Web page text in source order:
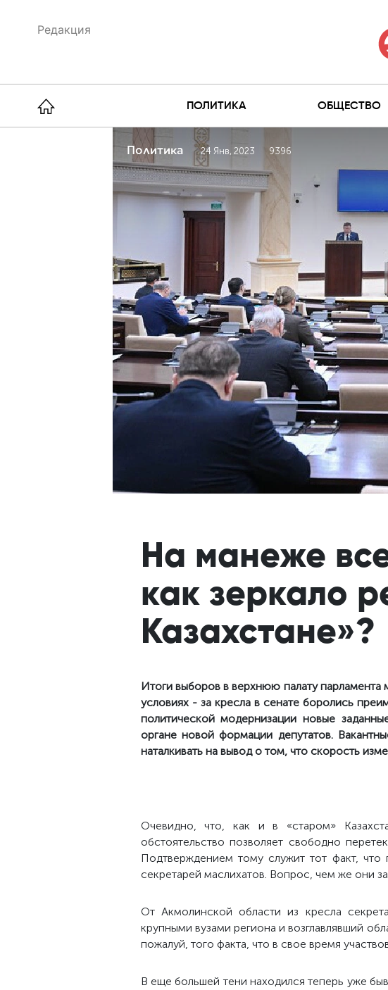
Редакция
ПОЛИТИКА ОБЩЕСТВО
Политика 24 Янв, 2023 9396
На манеже
как зеркало
Казахстане»?
Итоги выборов в верхнюю палату
условиях - за кресла в сенате боролись
политической модернизации новые
органе новой формации депутатов.
наталкивать на вывод о том, что скорость
Очевидно, что, как и в «старом»
обстоятельство позволяет свободно
Подтверждением тому служит тот факт, что
секретарей маслихатов. Вопрос, чем же они
От Акмолинской области из кресла
крупными вузами региона и возглавлявший
пожалуй, того факта, что в свое время
В еще большей тени находился теперь уже